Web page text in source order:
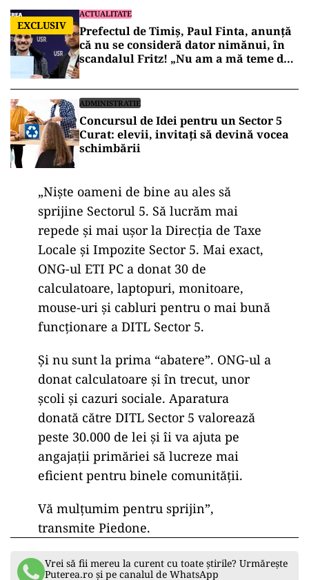
EXCLUSIV
ACTUALITATE
Prefectul de Timiș, Paul Finta, anunță
că nu se consideră dator nimănui, în
scandalul Fritz! „Nu am a mă teme de
ADMINISTRATIE
Concursul de Idei pentru un Sector 5
Curat: elevii, invitați să devină vocea
schimbării
„Nişte oameni de bine au ales să
sprijine Sectorul 5. Să lucrăm mai
repede şi mai uşor la Direcția de Taxe
Locale şi Impozite Sector 5. Mai exact,
ONG-ul ETI PC a donat 30 de
calculatoare, laptopuri, monitoare,
mouse-uri şi cabluri pentru o mai bună
funcționare a DITL Sector 5.
Şi nu sunt la prima “abatere”. ONG-ul a
donat calculatoare şi în trecut, unor
şcoli şi cazuri sociale. Aparatura
donată către DITL Sector 5 valorează
peste 30.000 de lei şi îi va ajuta pe
angajații primăriei să lucreze mai
eficient pentru binele comunității.
Vă mulțumim pentru sprijin”,
transmite Piedone.
Vrei să fii mereu la curent cu toate știrile? Urmărește
Puterea.ro și pe canalul de WhatsApp